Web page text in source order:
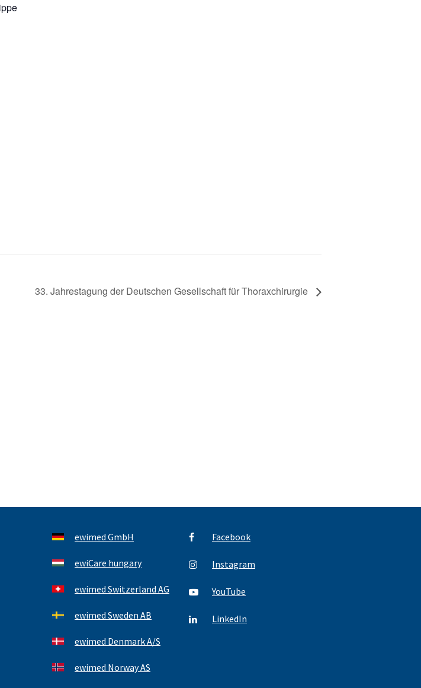
33. Jahrestagung der Deutschen Gesellschaft für Thoraxchirurgie
ewimed GmbH
ewiCare hungary
ewimed Switzerland AG
ewimed Sweden AB
ewimed Denmark A/S
ewimed Norway AS
Facebook
Instagram
YouTube
LinkedIn